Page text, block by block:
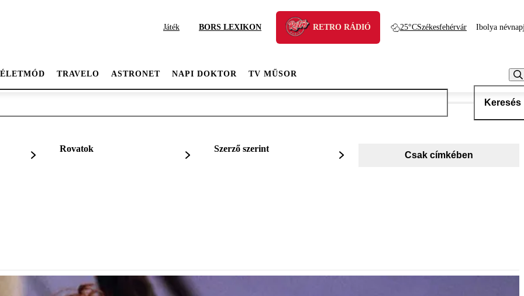
Játék BORS LEXIKON RETRO RÁDIÓ 25°CSzékesfehérvár Ibolya
ÉLETMÓD TRAVELO ASTRONET NAPI DOKTOR TV MŰSOR
Keresés
Rovatok Szerző szerint
Csak címkében